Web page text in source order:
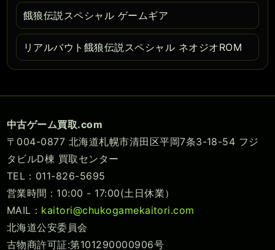
餓狼伝説スペシャル ゲームギア
リアルバウト餓狼伝説スペシャル ネオジオROM
中古ゲーム買取.com
〒004-0877 北海道札幌市清田区平岡7条3-18-54 フジ
タビルD棟 買取センター
TEL：011-826-5695
営業時間 : 10:00 - 17:00(土日休業）
MAIL： kaitori@chukogamekaitori.com
北海道公安委員会
古物商許可証:第101290000906号